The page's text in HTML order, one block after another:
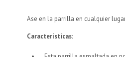
Ase en la parrilla en cualquier
Características: